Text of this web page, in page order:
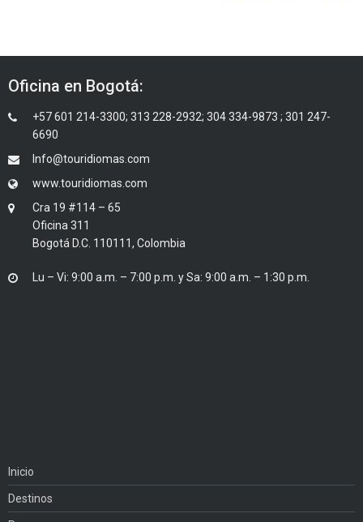
Oficina en Bogotá:
+57 601 214-3300; 313 228-2932; 304 334-9873 ; 301 247-
6690
Info@touridiomas.com
www.touridiomas.com
Cra 19 #114 – 65
Oficina 311
Bogotá D.C. 110111, Colombia
Lu – Vi: 9:00 a.m. – 7:00 p.m. y Sa: 9:00 a.m. – 1:30 p.m.
Inicio
Destinos